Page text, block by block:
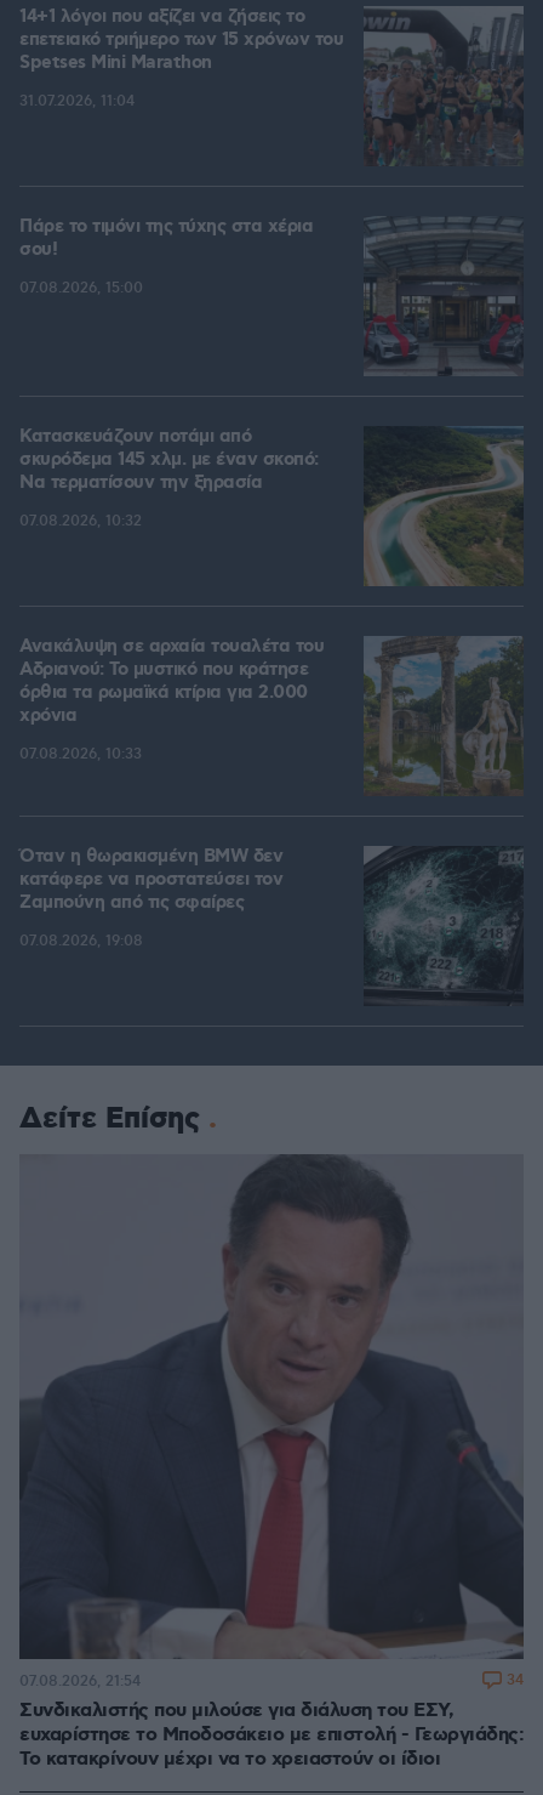
14+1 λόγοι που αξίζει να ζήσεις το
επετειακό τριήμερο των 15 χρόνων του
Spetses Mini Marathon
31.07.2026, 11:04
Πάρε το τιμόνι της τύχης στα χέρια
σου!
07.08.2026, 15:00
Κατασκευάζουν ποτάμι από
σκυρόδεμα 145 χλμ. με έναν σκοπό:
Να τερματίσουν την ξηρασία
07.08.2026, 10:32
Ανακάλυψη σε αρχαία τουαλέτα του
Αδριανού: Το μυστικό που κράτησε
όρθια τα ρωμαϊκά κτίρια για 2.000
χρόνια
07.08.2026, 10:33
Όταν η θωρακισμένη BMW δεν
κατάφερε να προστατεύσει τον
Ζαμπούνη από τις σφαίρες
07.08.2026, 19:08
Δείτε Επίσης
Συνδικαλιστής που μιλούσε για διάλυση του ΕΣΥ,
ευχαρίστησε το Μποδοσάκειο με επιστολή - Γεωργιάδης:
Το κατακρίνουν μέχρι να το χρειαστούν οι ίδιοι
07.08.2026, 21:54 34